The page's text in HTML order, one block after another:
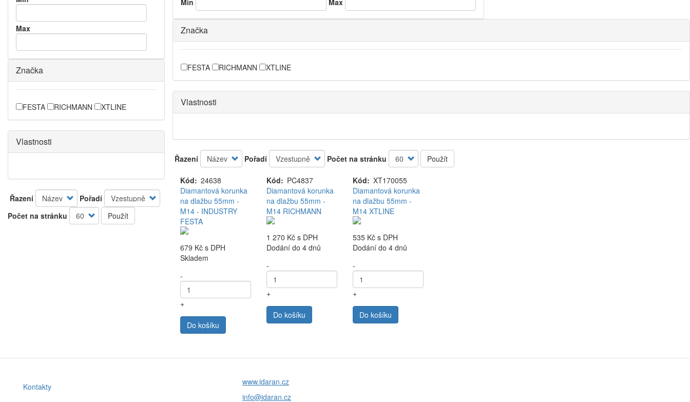
Max
Značka
FESTA RICHMANN XTLINE
Vlastnosti
Řazení
Pořadí
Počet na stránku
Použít
Min Max
Značka
FESTA RICHMANN XTLINE
Vlastnosti
Řazení Pořadí Počet na stránku Použít
Kód
24638
Diamantová korunka
na dlažbu 55mm -
M14 - INDUSTRY
FESTA
679 Kč s DPH
Skladem
-
+
Do košíku
Kód
PC4837
Diamantová korunka
na dlažbu 55mm -
M14 RICHMANN
1 270 Kč s DPH
Dodání do 4 dnů
-
+
Do košíku
Kód
XT170055
Diamantová korunka
na dlažbu 55mm -
M14 XTLINE
535 Kč s DPH
Dodání do 4 dnů
-
+
Do košíku
Footer
Kontakty
www.idaran.cz
info@idaran.cz